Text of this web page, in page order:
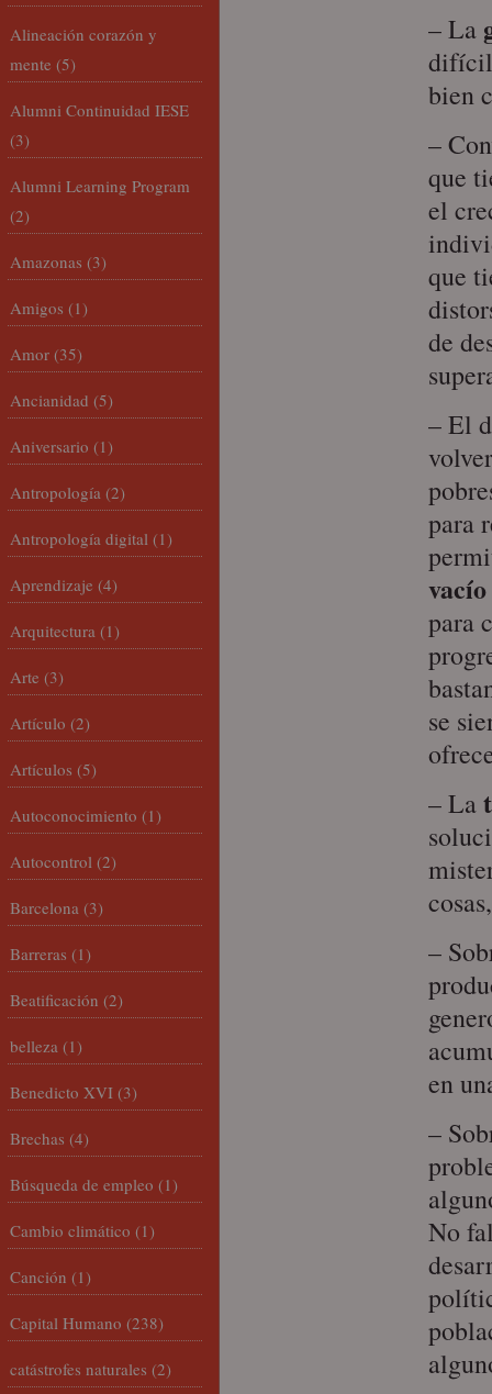
– La
bien
–
que
el
que
de
– El
para
para
se
– La
–
en
–
No
Alineación corazón y
mente (5)
Alumni Continuidad IESE
(3)
Alumni Learning Program
(2)
Amazonas (3)
Amigos (1)
Amor (35)
Ancianidad (5)
Aniversario (1)
Antropología (2)
Antropología digital (1)
Aprendizaje (4)
Arquitectura (1)
Arte (3)
Artículo (2)
Artículos (5)
Autoconocimiento (1)
Autocontrol (2)
Barcelona (3)
Barreras (1)
Beatificación (2)
belleza (1)
Benedicto XVI (3)
Brechas (4)
Búsqueda de empleo (1)
Cambio climático (1)
Canción (1)
Capital Humano (238)
catástrofes naturales (2)